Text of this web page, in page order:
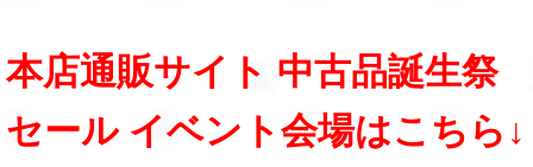
本店通販サイト 中古品誕生祭
セール イベント会場はこちら↓